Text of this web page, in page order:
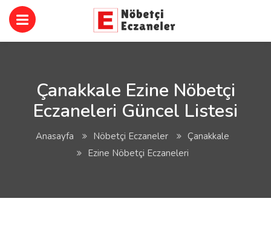
Çanakkale Ezine Nöbetçi
Eczaneleri Güncel Listesi
Anasayfa Nöbetçi Eczaneler
Çanakkale
Ezine Nöbetçi Eczaneleri